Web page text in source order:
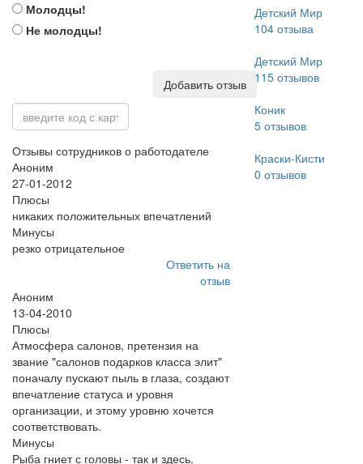
Молодцы!
Не молодцы!
Добавить отзыв
Отзывы сотрудников о работодателе
Аноним
27-01-2012
Плюсы
никаких положительных впечатлений
Минусы
резко отрицательное
Ответить на
отзыв
Аноним
13-04-2010
Плюсы
Атмосфера салонов, претензия на
звание "салонов подарков класса элит"
поначалу пускают пыль в глаза, создают
впечатление статуса и уровня
организации, и этому уровню хочется
соответствовать.
Минусы
Рыба гниет с головы - так и здесь.
Детский Мир
104отзыва
Детский Мир
115отзывов
Коник
5отзывов
Краски-Кисти
0 отзывов